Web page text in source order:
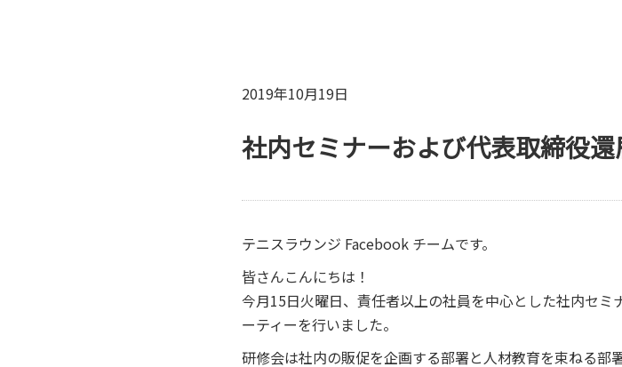
2019年10月19日
社内セミナーおよび代表取締役
テニスラウンジ Facebook チームです。
皆さんこんにちは！
今月15日火曜日、責任者以上の社員を中心とした社内セ
ーティーを行いました。
研修会は社内の販促を企画する部署と人材教育を束ねる